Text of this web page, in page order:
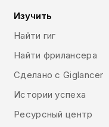
Изучить
Найти гиг
Найти фрилансера
Сделано с Giglancer
Истории успеха
Ресурсный центр